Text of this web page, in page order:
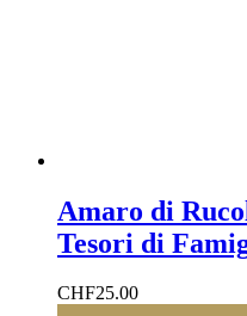
Amaro di
Tesori di
CHF25.00